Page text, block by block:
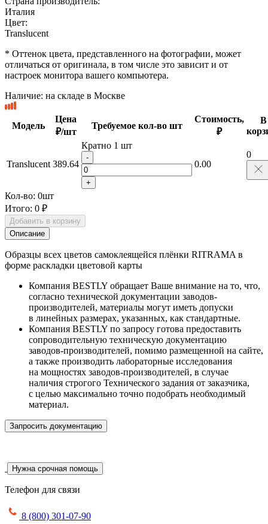
Италия
Цвет:
Translucent
* Оттенок цвета, представленного на фотографии, может
отличаться от оригинала, в том числе это зависит и от
настроек монитора вашего компьютера.
Наличие: на складе в Москве
Модель
Цена
₽/шт
Требуемое кол-во шт
Стоимость,
₽
В
Translucent 389.64
Кратно 1 шт
-
+
0.00
0
Кол-во: 0шт
Итого: 0 ₽
Добавить в корзину
Описание
Образцы всех цветов самоклеящейся плёнки RITRAMA в
форме раскладки цветовой карты
Компания BESTLY обращает Ваше внимание на то, что,
согласно технической документации заводов-
производителей, материалы могут иметь допуски
в линейных размерах, указанных, как стандартные.
Компания BESTLY по запросу готова предоставить
сопроводительную техническую документацию
заводов-производителей, помимо размещенной на сайте,
а также производить лабораторные исследования
на мощностях заводов-производителей, в случае
наличия строгого Технического задания от заказчика,
с целью максимально точно подобрать необходимый
материал.
Запросить документацию
Нужна срочная помощь
Телефон для связи
8 (800) 301-07-90